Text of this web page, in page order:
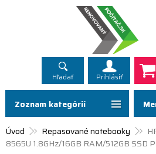
Hľadať Prihlásiť
Úvod Repasované notebooky
8565U 1.8GHz/16GB RAM/512GB SSD
Zoznam kategórií